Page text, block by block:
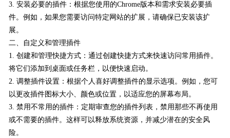
3. 安装必要的插件：根据您使用的Chrome版本和需求安装必要插
件。例如，如果您需要访问特定网站的扩展，请确保已安装该扩
展。
二、自定义和管理插件
1. 创建和管理快捷方式：通过创建快捷方式来快速访问常用插件。
将它们添加到桌面或任务栏，以便快速启动。
2. 调整插件设置：根据个人喜好调整插件的显示选项。例如，您可
以更改插件图标大小、颜色或位置，以适应您的屏幕布局。
3. 禁用不常用的插件：定期审查您的插件列表，禁用那些不再使用
或不需要的插件。这样可以释放系统资源，并减少潜在的安全风
险。